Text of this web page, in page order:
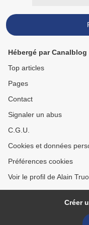
Hébergé par Canalblog
Top articles
Pages
Contact
Signaler un abus
C.G.U.
Cookies et données
Préférences cookies
Voir le profil de Alain
Créer